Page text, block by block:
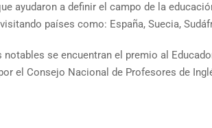
ayudaron a definir el campo de la
países como: España, Suecia,
se encuentran el premio al
el Consejo Nacional de Profesores de